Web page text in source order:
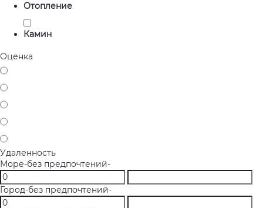
Отопление
Камин
Оценка
Удаленность
Море-без предпочтений-
Город-без предпочтений-